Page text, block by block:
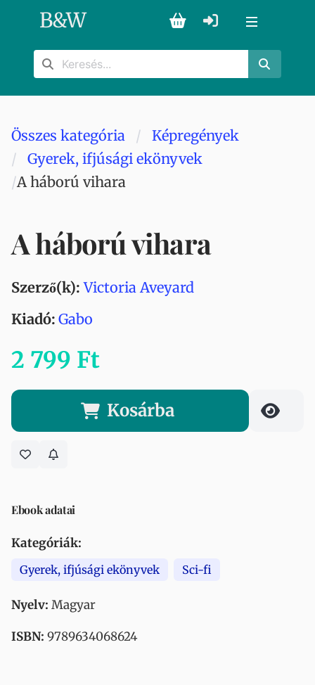
B&W
Összes kategória
Képregények
Gyerek, ifjúsági ekönyvek
A háború vihara
A háború vihara
Szerző(k): Victoria Aveyard
Kiadó: Gabo
2 799 Ft
Kosárba
Ebook adatai
Kategóriák:
Gyerek, ifjúsági ekönyvek Sci-fi
Nyelv: Magyar
ISBN: 9789634068624